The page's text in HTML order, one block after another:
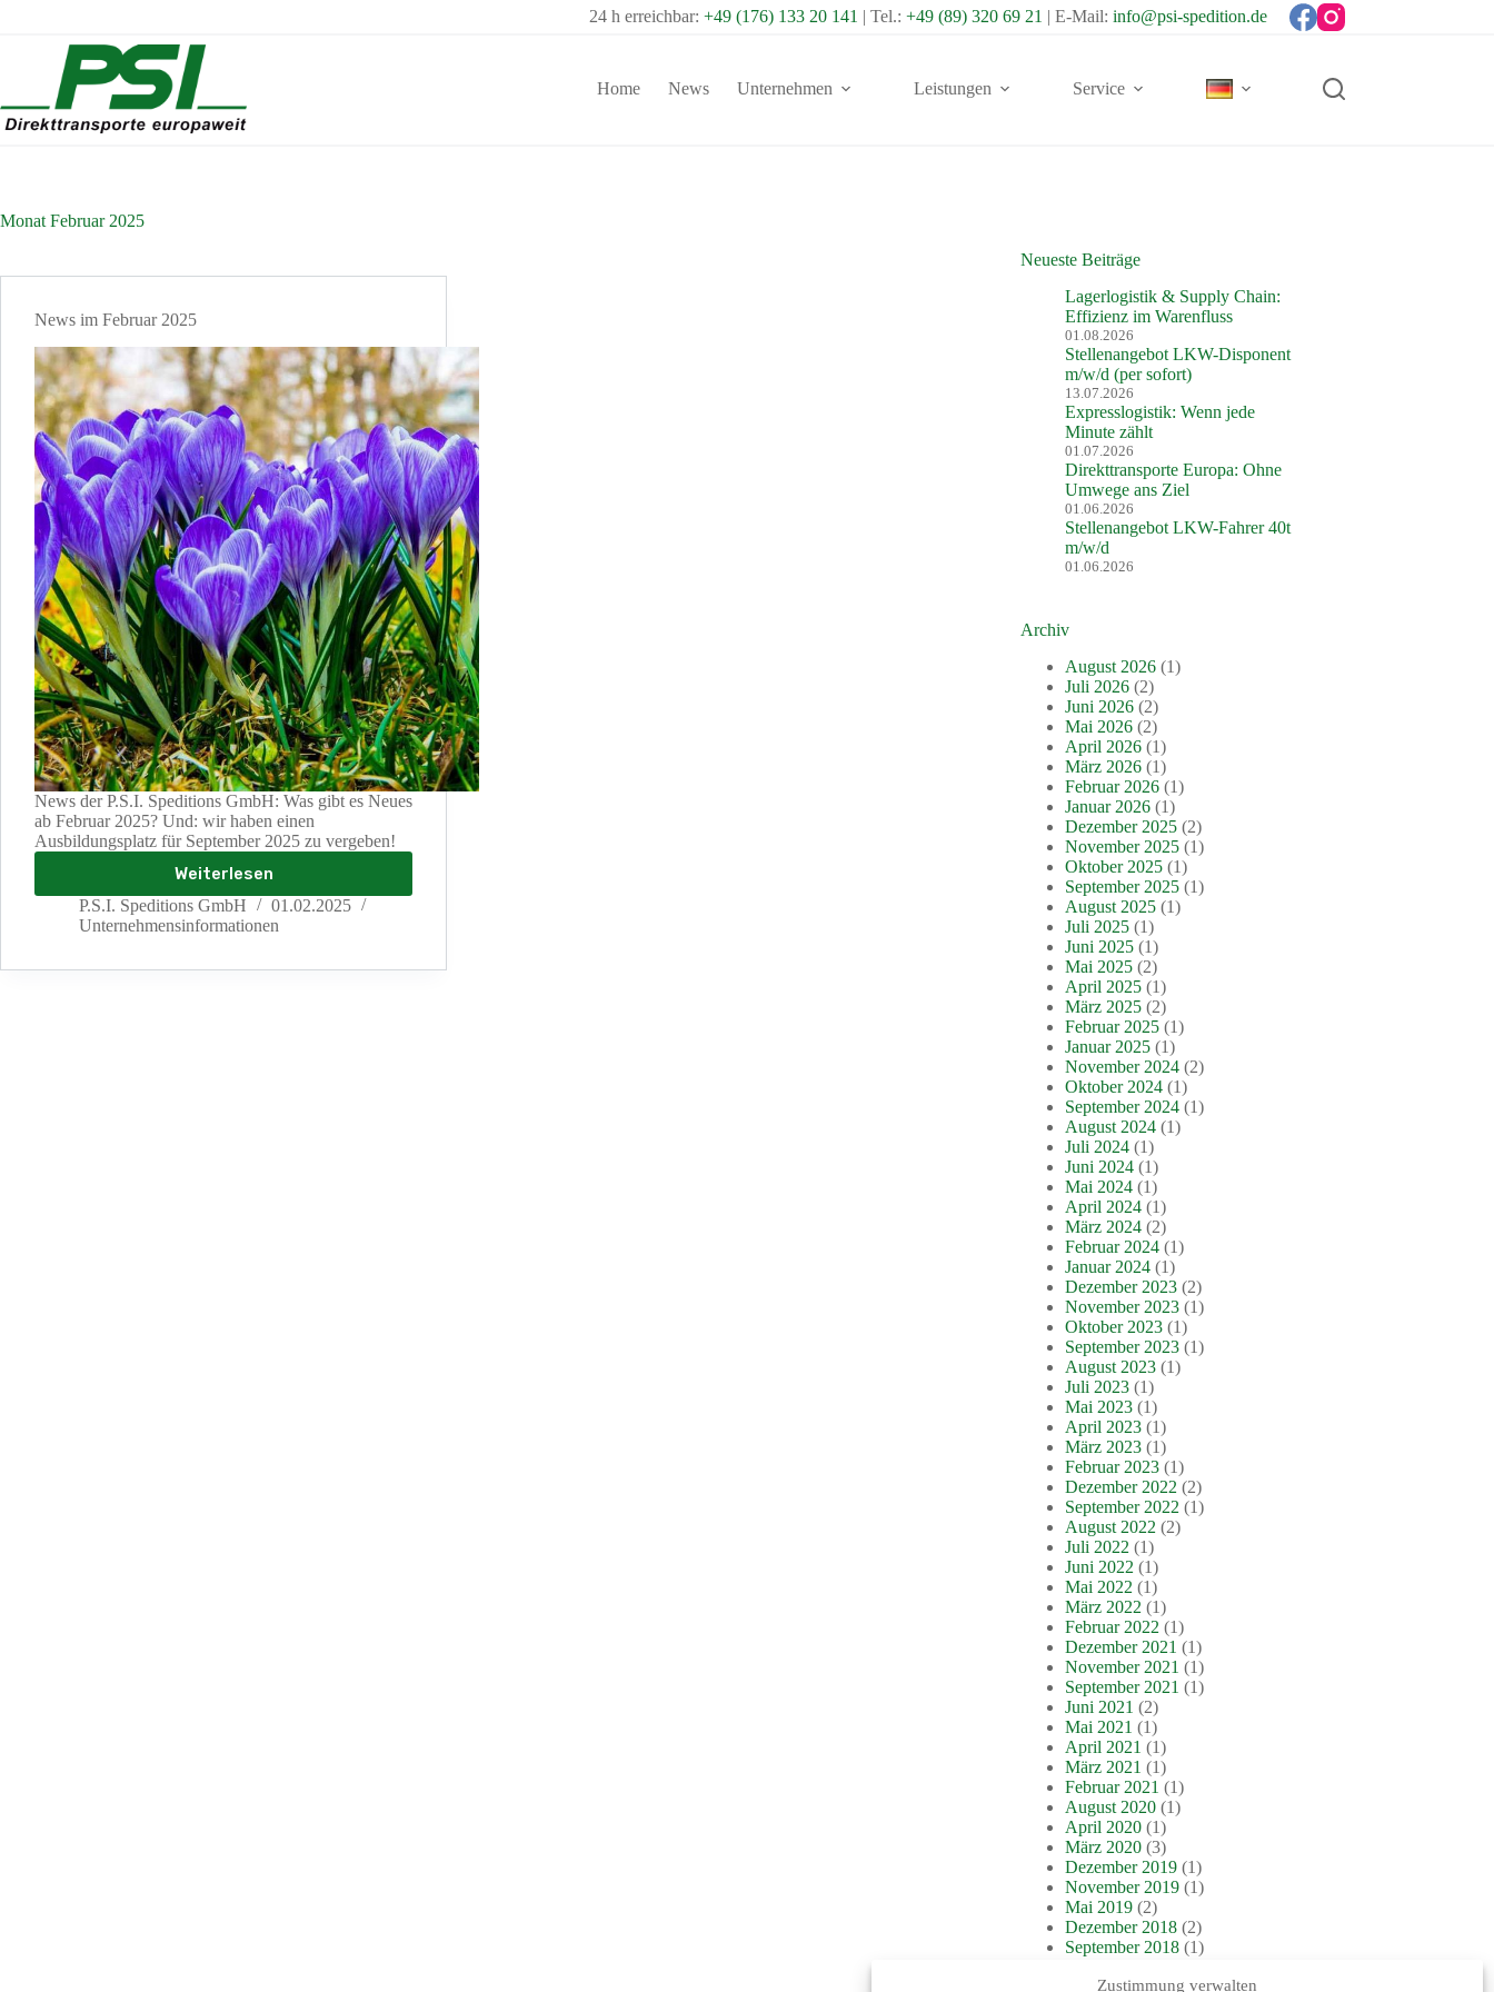
Zustimmung verwalten
24 h erreichbar: +49 (176) 133 20 141 | Tel.: +49 (89) 320 69 21 | E-Mail: info@psi-spedition.de
Home News Unternehmen Leistungen Service
Monat Februar 2025
News im Februar 2025
News der P.S.I. Speditions GmbH: Was gibt es Neues
ab Februar 2025? Und: wir haben einen
Ausbildungsplatz für September 2025 zu vergeben!
Weiterlesen
News
im
Februar
P.S.I. Speditions GmbH
01.02.2025
Unternehmensinformationen
Neueste Beiträge
Lagerlogistik & Supply Chain:
Effizienz im Warenfluss
01.08.2026
Stellenangebot LKW-Disponent
m/w/d (per sofort)
13.07.2026
Expresslogistik: Wenn jede
Minute zählt
01.07.2026
Direkttransporte Europa: Ohne
Umwege ans Ziel
01.06.2026
Stellenangebot LKW-Fahrer 40t
m/w/d
01.06.2026
Archiv
August 2026 (1)
Juli 2026 (2)
Juni 2026 (2)
Mai 2026 (2)
April 2026 (1)
März 2026 (1)
Februar 2026 (1)
Januar 2026 (1)
Dezember 2025 (2)
November 2025 (1)
Oktober 2025 (1)
September 2025 (1)
August 2025 (1)
Juli 2025 (1)
Juni 2025 (1)
Mai 2025 (2)
April 2025 (1)
März 2025 (2)
Februar 2025 (1)
Januar 2025 (1)
November 2024 (2)
Oktober 2024 (1)
September 2024 (1)
August 2024 (1)
Juli 2024 (1)
Juni 2024 (1)
Mai 2024 (1)
April 2024 (1)
März 2024 (2)
Februar 2024 (1)
Januar 2024 (1)
Dezember 2023 (2)
November 2023 (1)
Oktober 2023 (1)
September 2023 (1)
August 2023 (1)
Juli 2023 (1)
Mai 2023 (1)
April 2023 (1)
März 2023 (1)
Februar 2023 (1)
Dezember 2022 (2)
September 2022 (1)
August 2022 (2)
Juli 2022 (1)
Juni 2022 (1)
Mai 2022 (1)
März 2022 (1)
Februar 2022 (1)
Dezember 2021 (1)
November 2021 (1)
September 2021 (1)
Juni 2021 (2)
Mai 2021 (1)
April 2021 (1)
März 2021 (1)
Februar 2021 (1)
August 2020 (1)
April 2020 (1)
März 2020 (3)
Dezember 2019 (1)
November 2019 (1)
Mai 2019 (2)
Dezember 2018 (2)
September 2018 (1)
Juni 2018(1)